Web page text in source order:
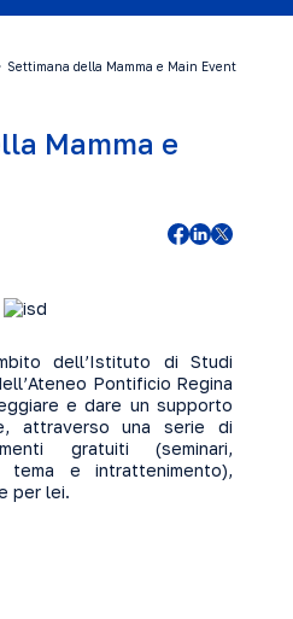
Settimana della Mamma e Main Event
Mamma e
dell’Istituto di Studi
Pontificio Regina
e dare un supporto
attraverso una serie di
gratuiti (seminari,
e intrattenimento),
per lei.